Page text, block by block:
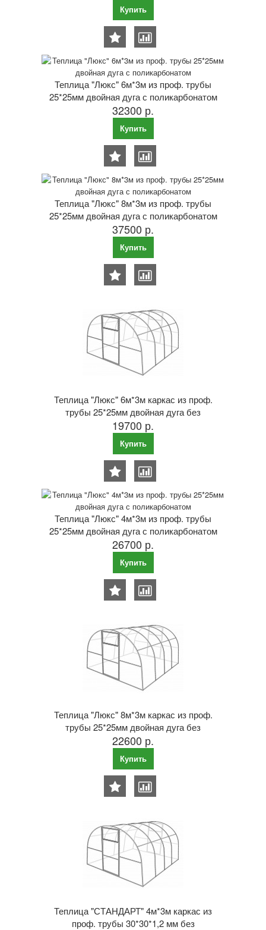
Купить
Теплица "Люкс" 6м*3м из проф. трубы
25*25мм двойная дуга с поликарбонатом
32300 р.
Купить
Теплица "Люкс" 8м*3м из проф. трубы
25*25мм двойная дуга с поликарбонатом
37500 р.
Купить
Теплица "Люкс" 6м*3м каркас из проф.
трубы 25*25мм двойная дуга без
поликарбоната
19700 р.
Купить
Теплица "Люкс" 4м*3м из проф. трубы
25*25мм двойная дуга с поликарбонатом
26700 р.
Купить
Теплица "Люкс" 8м*3м каркас из проф.
трубы 25*25мм двойная дуга без
поликарбоната
22600 р.
Купить
Теплица "СТАНДАРТ" 4м*3м каркас из
проф. трубы 30*30*1,2 мм без